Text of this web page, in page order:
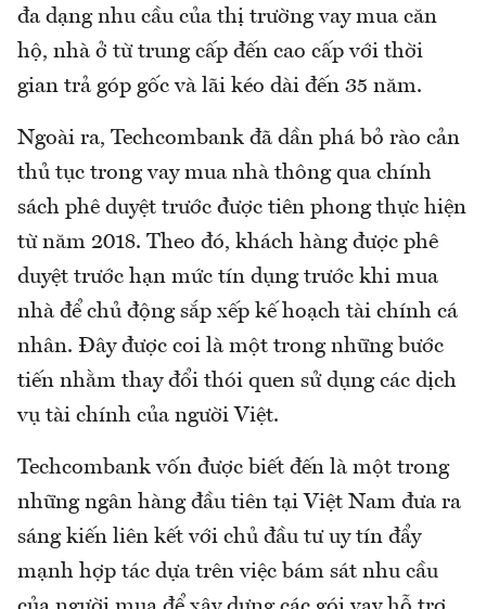
đa dạng nhu cầu của thị trường vay mua căn
hộ, nhà ở từ trung cấp đến cao cấp với thời
gian trả góp gốc và lãi kéo dài đến 35 năm.
Ngoài ra, Techcombank đã dần phá bỏ rào cản
thủ tục trong vay mua nhà thông qua chính
sách phê duyệt trước được tiên phong thực hiện
từ năm 2018. Theo đó, khách hàng được phê
duyệt trước hạn mức tín dụng trước khi mua
nhà để chủ động sắp xếp kế hoạch tài chính cá
nhân. Đây được coi là một trong những bước
tiến nhằm thay đổi thói quen sử dụng các dịch
vụ tài chính của người Việt.
Techcombank vốn được biết đến là một trong
những ngân hàng đầu tiên tại Việt Nam đưa ra
sáng kiến liên kết với chủ đầu tư uy tín đẩy
mạnh hợp tác dựa trên việc bám sát nhu cầu